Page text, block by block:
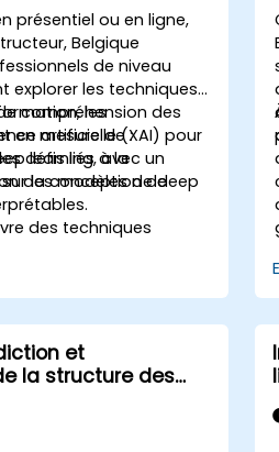
les performances des
les résultats
classification
présentiel ou en ligne,
Belgique
de niveau
explorer les techniques
compréhension des
artificielle (XAI) pour
learning, avec un
la conception de
les
en mesure de :
défis liés à la
des modèles de deep
des techniques
décisions prises par les
learning.
entre
transparence.
et
la structure des